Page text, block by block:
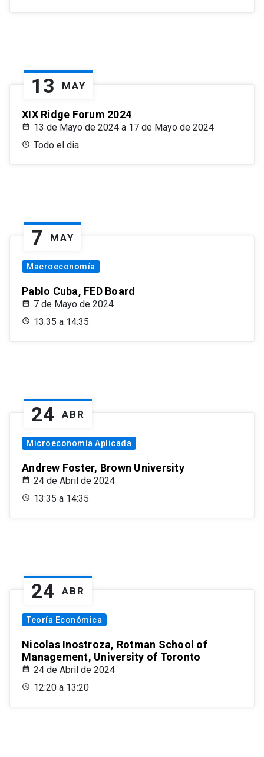
13 MAY
XIX Ridge Forum 2024
13 de Mayo de 2024 a 17 de Mayo de 2024
Todo el dia.
7 MAY
Macroeconomía
Pablo Cuba, FED Board
7 de Mayo de 2024
13:35 a 14:35
24 ABR
Microeconomía Aplicada
Andrew Foster, Brown University
24 de Abril de 2024
13:35 a 14:35
24 ABR
Teoría Económica
Nicolas Inostroza, Rotman School of
Management, University of Toronto
24 de Abril de 2024
12:20 a 13:20